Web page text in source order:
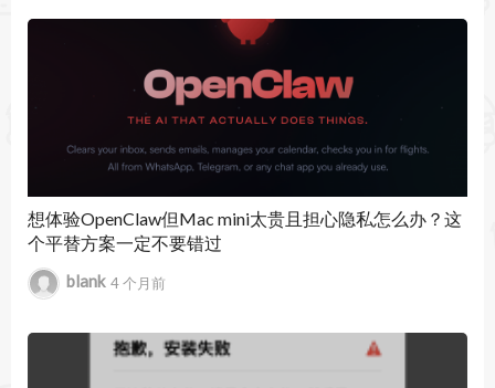
暂无文章
想体验OpenClaw但Mac mini太贵且担心隐私怎么办？这
个平替方案一定不要错过
blank 4 个月前